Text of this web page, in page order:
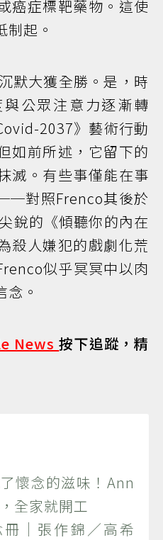
癌症標靶藥物。這使
起。
默大獲全勝。是，時
公眾注意力逐漸轉
2037》藝術行動
如前所述，它留下的
滅。有些事僅能在事
對照Frenco其後於
銳的《傾聽你的內在
殺人嫌犯的戲劇化荒
似乎冥冥中以肉
。
News按下追蹤，精
懷念的滋味！Ann
全家就開工
｜張作錦／高希